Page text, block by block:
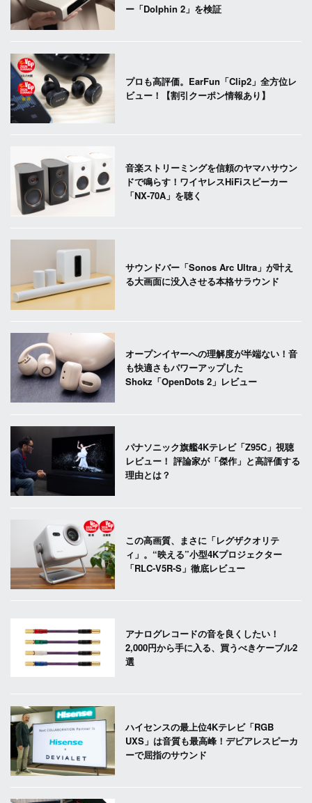
ー「Dolphin 2」を検証
プロも高評価。EarFun「Clip2」全方位レ
ビュー！【割引クーポン情報あり】
音楽ストリーミングを信頼のヤマハサウン
ドで鳴らす！ワイヤレスHiFiスピーカー
「NX-70A」を聴く
サウンドバー「Sonos Arc Ultra」が叶え
る大画面に没入させる本格サラウンド
オープンイヤーへの理解度が半端ない！音
も快適さもパワーアップした
Shokz「OpenDots 2」レビュー
パナソニック旗艦4Kテレビ「Z95C」視聴
レビュー！ 評論家が「傑作」と高評価する
理由とは？
この高画質、まさに「レグザクオリテ
ィ」。“映える”小型4Kプロジェクター
「RLC-V5R-S」徹底レビュー
アナログレコードの音を良くしたい！
2,000円から手に入る、買うべきケーブル2
選
ハイセンスの最上位4Kテレビ「RGB
UXS」は音質も最高峰！デビアレスピーカ
ーで屈指のサウンド